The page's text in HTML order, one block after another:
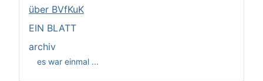
über BVfKuK
EIN BLATT
archiv
es war einmal ...